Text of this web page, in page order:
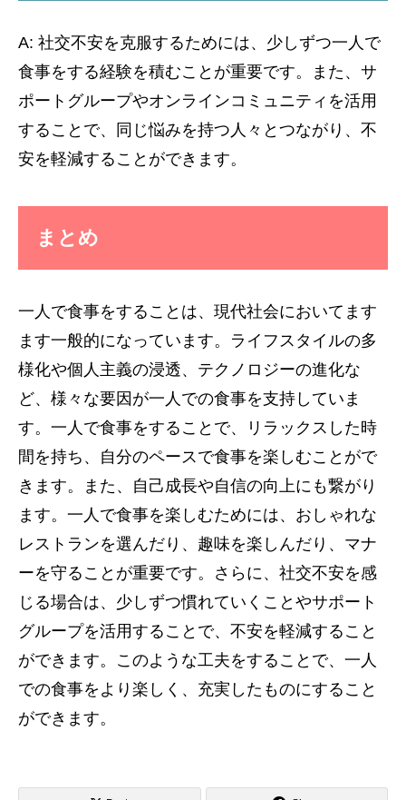
A: 社交不安を克服するためには、少しずつ一人で
食事をする経験を積むことが重要です。また、サ
ポートグループやオンラインコミュニティを活用
することで、同じ悩みを持つ人々とつながり、不
安を軽減することができます。
まとめ
一人で食事をすることは、現代社会においてます
ます一般的になっています。ライフスタイルの多
様化や個人主義の浸透、テクノロジーの進化な
ど、様々な要因が一人での食事を支持していま
す。一人で食事をすることで、リラックスした時
間を持ち、自分のペースで食事を楽しむことがで
きます。また、自己成長や自信の向上にも繋がり
ます。一人で食事を楽しむためには、おしゃれな
レストランを選んだり、趣味を楽しんだり、マナ
ーを守ることが重要です。さらに、社交不安を感
じる場合は、少しずつ慣れていくことやサポート
グループを活用することで、不安を軽減すること
ができます。このような工夫をすることで、一人
での食事をより楽しく、充実したものにすること
ができます。